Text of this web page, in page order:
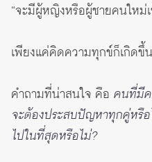
“จะมีผู้หญิงหรือผู้ชายคนใหม่เ
เพียงแค่คิดความทุกข์ก็เกิดขึ้
คำถามที่น่าสนใจ คือ คนที่มีค
จะต้องประสบปัญหาทุกคู่หรือ
ไปในที่สุดหรือไม่?